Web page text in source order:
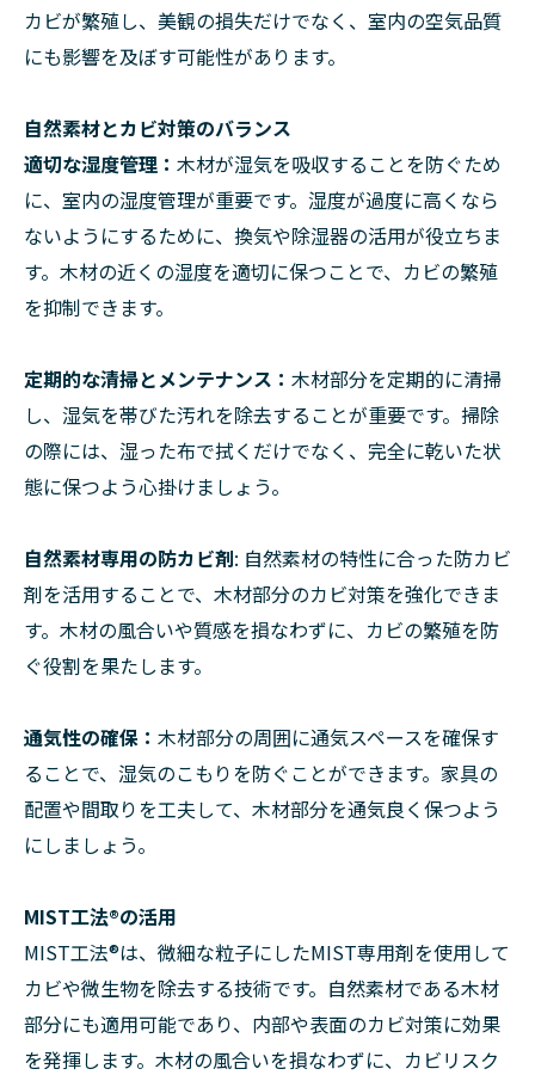
カビが繁殖し、美観の損失だけでなく、室内の空気品質
にも影響を及ぼす可能性があります。
自然素材とカビ対策のバランス
適切な湿度管理： 木材が湿気を吸収することを防ぐため
に、室内の湿度管理が重要です。湿度が過度に高くなら
ないようにするために、換気や除湿器の活用が役立ちま
す。木材の近くの湿度を適切に保つことで、カビの繁殖
を抑制できます。
定期的な清掃とメンテナンス： 木材部分を定期的に清掃
し、湿気を帯びた汚れを除去することが重要です。掃除
の際には、湿った布で拭くだけでなく、完全に乾いた状
態に保つよう心掛けましょう。
自然素材専用の防カビ剤: 自然素材の特性に合った防カビ
剤を活用することで、木材部分のカビ対策を強化できま
す。木材の風合いや質感を損なわずに、カビの繁殖を防
ぐ役割を果たします。
通気性の確保： 木材部分の周囲に通気スペースを確保す
ることで、湿気のこもりを防ぐことができます。家具の
配置や間取りを工夫して、木材部分を通気良く保つよう
にしましょう。
MIST工法®︎の活用
MIST工法®︎は、微細な粒子にしたMIST専用剤を使用して
カビや微生物を除去する技術です。自然素材である木材
部分にも適用可能であり、内部や表面のカビ対策に効果
を発揮します。木材の風合いを損なわずに、カビリスク